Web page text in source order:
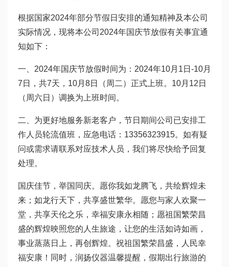
根据国家2024年部分节假日安排的通知精神及本公司
实际情况，现将本公司2024年国庆节放假有关事宜通
知如下：
一、2024年国庆节放假时间为：2024年10月1日-10月
7日，共7天，10月8日（周二）正式上班。10月12日
（周六日）调换为上班时间。
二、为更好地服务新老客户，节日期间公司已安排工
作人员轮流值班，应急电话：13356323915。如有疑
问或需求请联系对应技术人员，我们将尽快给予回复
处理。
国庆佳节，举国同庆。愿你我如龙腾飞，共绘辉煌未
来；如龙行天下，共享盛世繁华。愿您与家人欢聚一
堂，共享天伦之乐，幸福安康永相随；愿祖国繁荣昌
盛的辉煌映照您的人生旅途，让您的生活如诗如画，
事业蒸蒸日上，再创辉煌。祝祖国繁荣昌盛，人民幸
福安康！同时，润扬仪器温馨提醒，假期出行旅游的